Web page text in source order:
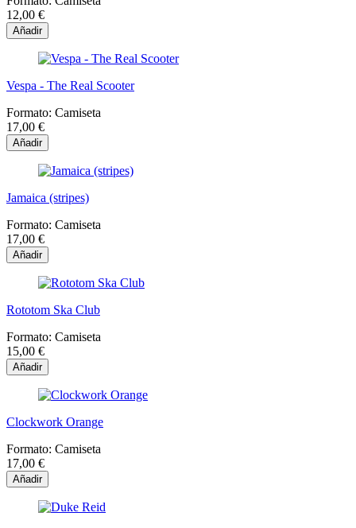
12,00 €
Añadir
Vespa - The Real Scooter
Formato: Camiseta
17,00 €
Añadir
Jamaica (stripes)
Formato: Camiseta
17,00 €
Añadir
Rototom Ska Club
Formato: Camiseta
15,00 €
Añadir
Clockwork Orange
Formato: Camiseta
17,00 €
Añadir